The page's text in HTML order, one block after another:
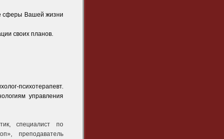
сферы Вашей жизни
своих планов.
психотерапевт.
управления
специалист по
преподаватель